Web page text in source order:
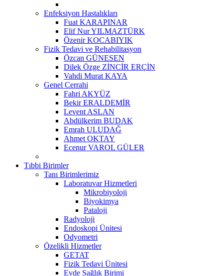
Enfeksiyon Hastalıkları
Fuat KARAPINAR
Elif Nur YILMAZTÜRK
Özenir KOCABIYIK
Fizik Tedavi ve Rehabilitasyon
Özcan GÜNESEN
Dilek Özge ZİNCİR ERÇİN
Vahdi Murat KAYA
Genel Cerrahi
Fahri AKYÜZ
Bekir ERALDEMİR
Levent ASLAN
Abdülkerim BUDAK
Emrah ULUDAĞ
Ahmet OKTAY
Ecenur VAROL GÜLER
Tıbbi Birimler
Tanı Birimlerimiz
Laboratuvar Hizmetleri
Mikrobiyoloji
Biyokimya
Pataloji
Radyoloji
Endoskopi Ünitesi
Odyometri
Özelikli Hizmetler
GETAT
Fizik Tedavi Ünitesi
Evde Sağlık Birimi